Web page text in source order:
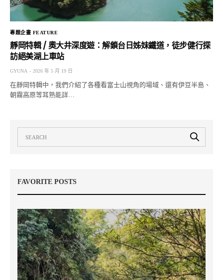
專題企畫 FEATURE
靜岡特輯 / 奧大井深度遊：解鎖台日姊妹鐵道，徒步健行探
訪絕美湖上車站
GYUNA 2026 年 5 月 19 日
在靜岡特輯中，我們介紹了各種看富士山視角的場域、還有伊豆半島、
朝霧高原等耳熟能詳…
FAVORITE POSTS